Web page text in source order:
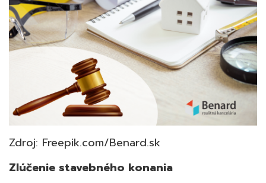
Zdroj: Freepik.com/Benard.sk
Zlúčenie stavebného konania